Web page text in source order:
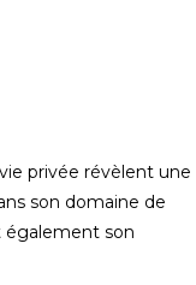
privée révèlent une
son domaine de
également son